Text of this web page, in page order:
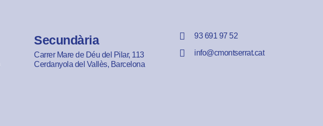
Secundària
Carrer Mare de Déu del Pilar, 113
Cerdanyola del Vallès, Barcelona
93 691 97 52
info@cmontserrat.cat